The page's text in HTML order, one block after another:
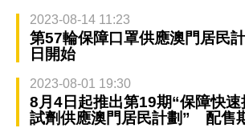
2023-08-14 11:23
第57輪保障口罩供應澳門居民計
日開始
2023-08-01 19:30
8月4日起推出第19期“保障快速
試劑供應澳門居民計劃” 配售